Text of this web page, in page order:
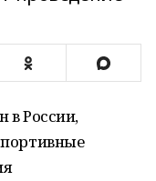
в России,